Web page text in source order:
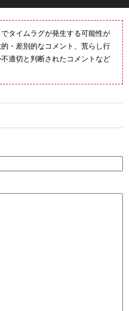
タイムラグが発生する可能性が
・差別的なコメント、荒らし行
適切と判断されたコメントなど